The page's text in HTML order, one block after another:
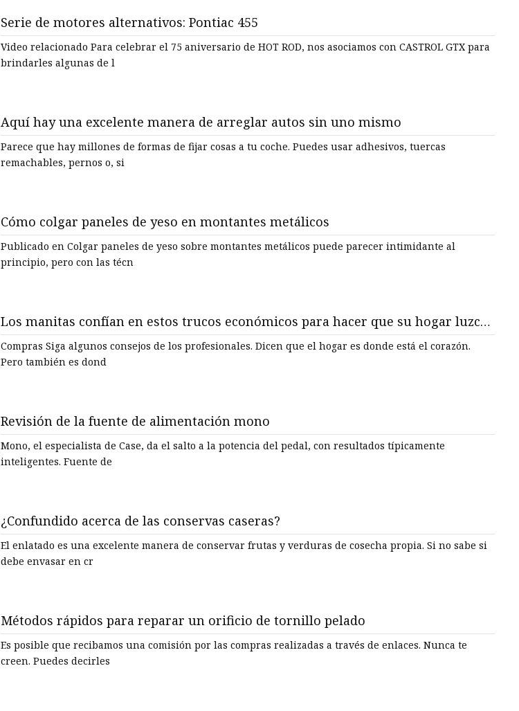
Serie de motores alternativos: Pontiac 455
Video relacionado Para celebrar el 75 aniversario de HOT ROD, nos asociamos con CASTROL GTX para
brindarles algunas de l
Aquí hay una excelente manera de arreglar autos sin uno mismo
Parece que hay millones de formas de fijar cosas a tu coche. Puedes usar adhesivos, tuercas
remachables, pernos o, si
Cómo colgar paneles de yeso en montantes metálicos
Publicado en Colgar paneles de yeso sobre montantes metálicos puede parecer intimidante al
principio, pero con las técn
Los manitas confían en estos trucos económicos para hacer que su hogar luzca
mejor y ahorrarle dinero
Compras Siga algunos consejos de los profesionales. Dicen que el hogar es donde está el corazón.
Pero también es dond
Revisión de la fuente de alimentación mono
Mono, el especialista de Case, da el salto a la potencia del pedal, con resultados típicamente
inteligentes. Fuente de
¿Confundido acerca de las conservas caseras?
El enlatado es una excelente manera de conservar frutas y verduras de cosecha propia. Si no sabe si
debe envasar en cr
Métodos rápidos para reparar un orificio de tornillo pelado
Es posible que recibamos una comisión por las compras realizadas a través de enlaces. Nunca te
creen. Puedes decirles